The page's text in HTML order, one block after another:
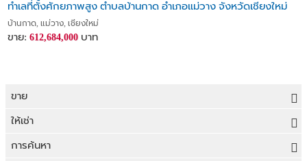
ทำเลที่ตั้งศักยภาพสูง ตำบลบ้านกาด อำเภอแม่วาง จังหวัดเชียงใหม่
บ้านกาด, แม่วาง, เชียงใหม่
ขาย: 612,684,000 บาท
ขาย
ขายที่ดิน
ขายบ้าน
ให้เช่า
ให้เช่าที่ดิน
การค้นหา